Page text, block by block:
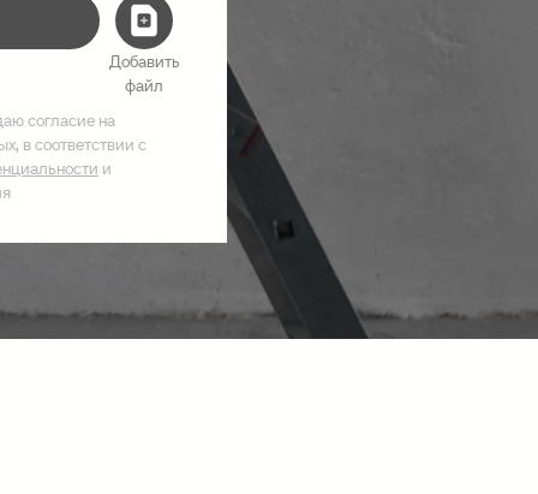
Добавить
файл
согласие на
в соответствии с
и